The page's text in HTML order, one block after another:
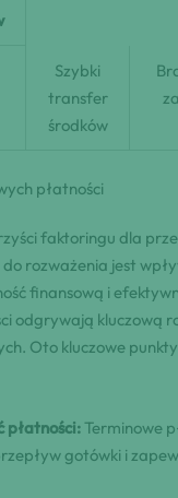
Szybki
transfer
środków
płatności
faktoringu dla
rozważenia jest
finansową i
odgrywają kluczową
Oto kluczowe
płatności:Terminowe
gotówki i